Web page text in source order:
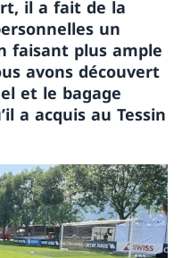
il a fait de la
un
faisant plus ample
avons découvert
et le bagage
a acquis au Tessin